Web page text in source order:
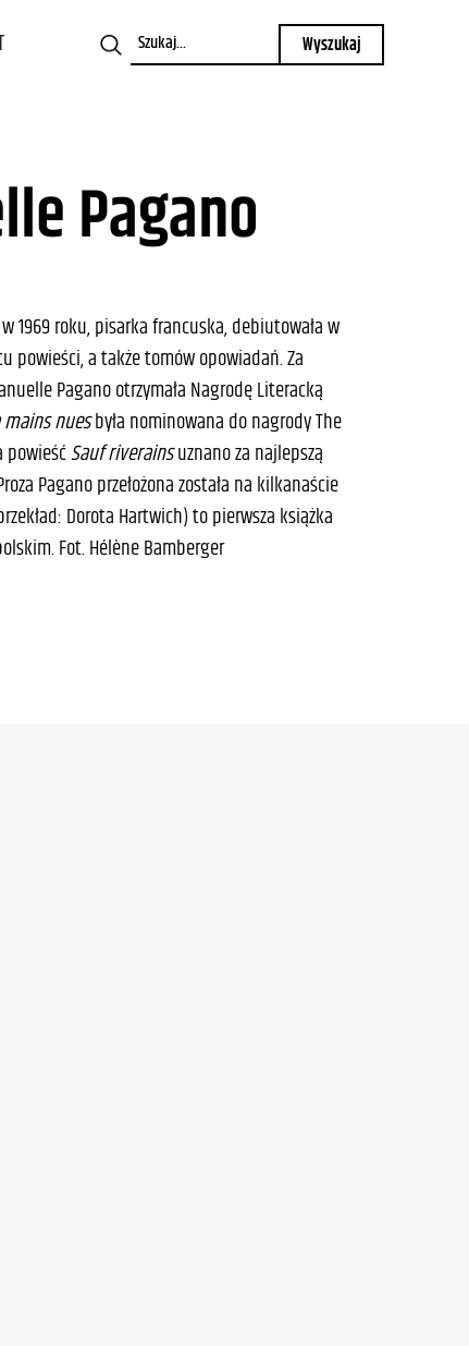
Pagano
1969 roku, pisarka francuska, debiutowała w
powieści, a także tomów opowiadań. Za
Pagano otrzymała Nagrodę Literacką
nuesbyła nominowana do nagrody The
powieśćSauf riverainsuznano za najlepszą
Pagano przełożona została na kilkanaście
Dorota Hartwich) to pierwsza książka
Fot. Hélène Bamberger